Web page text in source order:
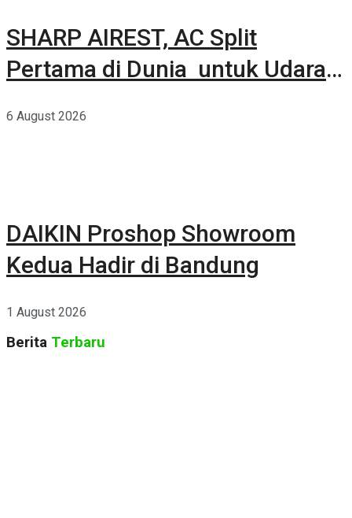
SHARP AIREST, AC Split
Pertama di Dunia untuk Udara
6 August 2026
DAIKIN Proshop Showroom
Kedua Hadir di Bandung
1 August 2026
Berita Terbaru